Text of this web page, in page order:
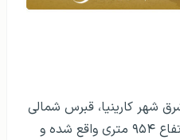
۱۶ کیلومتری شرق شهر کارینیا، قبرس شمالی
واقع شده است. این قلعه در ارتفاع ۹۵۴ متری واقع شده و